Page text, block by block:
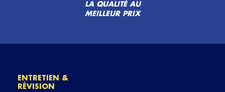
LA QUALITÉ AU
MEILLEUR PRIX
ENTRETIEN &
RÉVISION